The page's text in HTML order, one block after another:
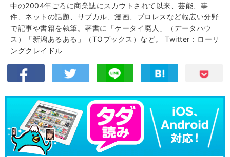
中の2004年ごろに商業誌にスカウトされて以来、芸能、事
件、ネットの話題、サブカル、漫画、プロレスなど幅広い分野
で記事や書籍を執筆。著書に「ケータイ廃人」（データハウ
ス）「新潟あるある」（TOブックス）など。 Twitter：ローリ
ングクレイドル